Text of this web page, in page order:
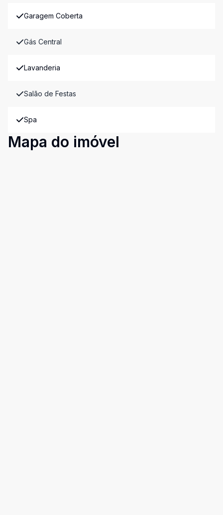
Garagem Coberta
Gás Central
Lavanderia
Salão de Festas
Spa
Mapa do imóvel